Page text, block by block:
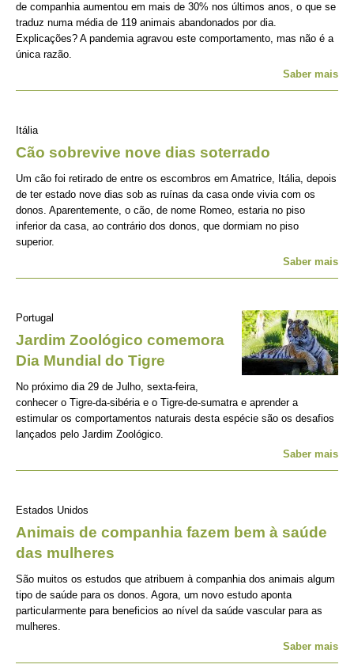
de companhia aumentou em mais de 30% nos últimos anos, o que se
traduz numa média de 119 animais abandonados por dia.
Explicações? A pandemia agravou este comportamento, mas não é a
única razão.
Saber mais
Itália
Cão sobrevive nove dias soterrado
Um cão foi retirado de entre os escombros em Amatrice, Itália, depois
de ter estado nove dias sob as ruínas da casa onde vivia com os
donos. Aparentemente, o cão, de nome Romeo, estaria no piso
inferior da casa, ao contrário dos donos, que dormiam no piso
superior.
Saber mais
Portugal
Jardim Zoológico comemora
Dia Mundial do Tigre
No próximo dia 29 de Julho, sexta-feira,
conhecer o Tigre-da-sibéria e o Tigre-de-sumatra e aprender a
estimular os comportamentos naturais desta espécie são os desafios
lançados pelo Jardim Zoológico.
Saber mais
Estados Unidos
Animais de companhia fazem bem à saúde
das mulheres
São muitos os estudos que atribuem à companhia dos animais algum
tipo de saúde para os donos. Agora, um novo estudo aponta
particularmente para beneficios ao nível da saúde vascular para as
mulheres.
Saber mais